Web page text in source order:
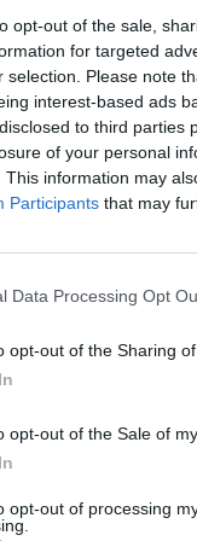
opt-out of the sale,
for targeted
selection. Please note
interest-based ads
to third parties
of your personal
This information may
Participants that may
Data Processing Opt
opt-out of the Sharing
opt-out of the Sale of
opt-out of processing
στα 18 δισ.
δισ. δολάρια μήνες
γνωστή για τη
παρέχει στους
υλικό πηγής στο
που
στη μέση μιας
όπως η Meta
σε κορυφαίους
νωρίτερα φέτος
συμφωνία.
Δικαιοσύνης η
μετά την
το Chrome,
που έχασε η